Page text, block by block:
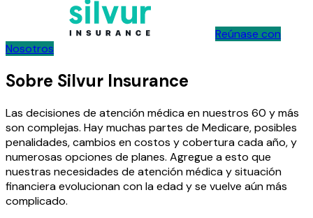
Reúnase con
Nosotros
Sobre Silvur Insurance
Las decisiones de atención médica en nuestros 60 y más
son complejas. Hay muchas partes de Medicare, posibles
penalidades, cambios en costos y cobertura cada año, y
numerosas opciones de planes. Agregue a esto que
nuestras necesidades de atención médica y situación
financiera evolucionan con la edad y se vuelve aún más
complicado.